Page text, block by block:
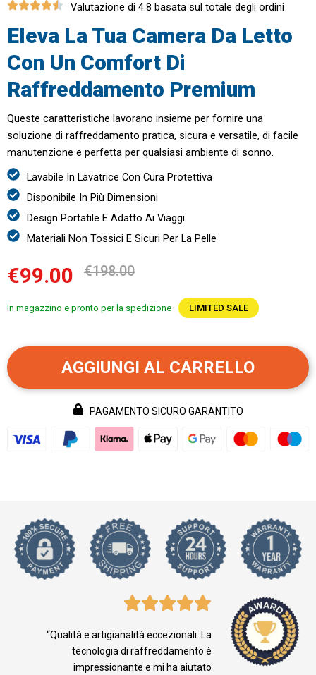
Valutazione di 4.8 basata sul totale degli ordini
Eleva La Tua Camera Da Letto
Con Un Comfort Di
Raffreddamento Premium
Queste caratteristiche lavorano insieme per fornire una
soluzione di raffreddamento pratica, sicura e versatile, di facile
manutenzione e perfetta per qualsiasi ambiente di sonno.
Lavabile In Lavatrice Con Cura Protettiva
Disponibile In Più Dimensioni
Design Portatile E Adatto Ai Viaggi
Materiali Non Tossici E Sicuri Per La Pelle
€99.00 €198.00
In magazzino e pronto per la spedizione LIMITED SALE
AGGIUNGI AL CARRELLO
PAGAMENTO SICURO GARANTITO
“Qualità e artigianalità eccezionali. La
tecnologia di raffreddamento è
impressionante e mi ha aiutato